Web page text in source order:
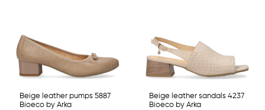
Beige leather pumps 5887
Bioeco by Arka
Beige leather sandals 4237
Bioeco by Arka